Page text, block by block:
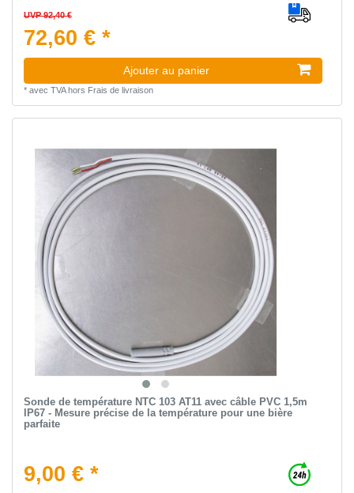
UVP 92,40 €
72,60 € *
Ajouter au panier
* avec TVAhors Frais de livraison
Sonde de température NTC 103 AT11 avec câble PVC 1,5m
IP67 - Mesure précise de la température pour une bière
parfaite
9,00 € *